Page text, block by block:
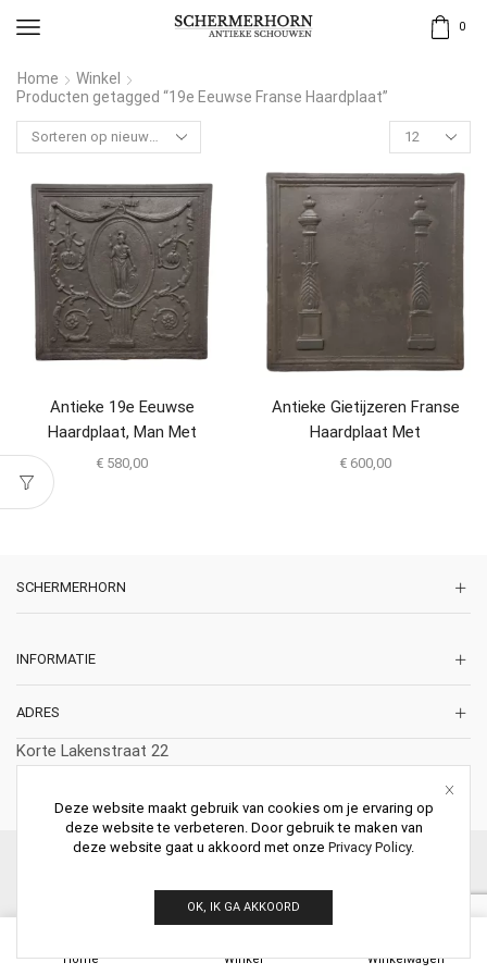
0
Home
Winkel
Producten getagged “19e Eeuwse Franse Haardplaat”
Antieke 19e Eeuwse
Haardplaat, Man Met
Werpspeer
€ 580,00
Antieke Gietijzeren Franse
Haardplaat Met
Geprofileerde Pilaren
€ 600,00
SCHERMERHORN
INFORMATIE
ADRES
Korte Lakenstraat 22
Nederland
© 2026 Schermerhorn Antieke Schouwen. All Rights Reserved.
Home Winkel Winkelwagen
Deze website maakt gebruik van cookies om je ervaring op
deze website te verbeteren. Door gebruik te maken van
deze website gaat u akkoord met onze Privacy Policy.
OK, IK GA AKKOORD